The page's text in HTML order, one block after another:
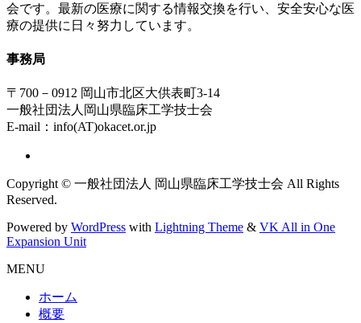
会です。最新の医療に関する情報交換を行い、安全安心な医
療の提供に日々努力しています。
事務局
〒700－0912 岡山市北区大供表町3-14
一般社団法人岡山県臨床工学技士会
E-mail：info(AT)okacet.or.jp
Copyright © 一般社団法人 岡山県臨床工学技士会 All Rights
Reserved.
Powered by WordPress with Lightning Theme & VK All in One
Expansion Unit
MENU
ホーム
概要